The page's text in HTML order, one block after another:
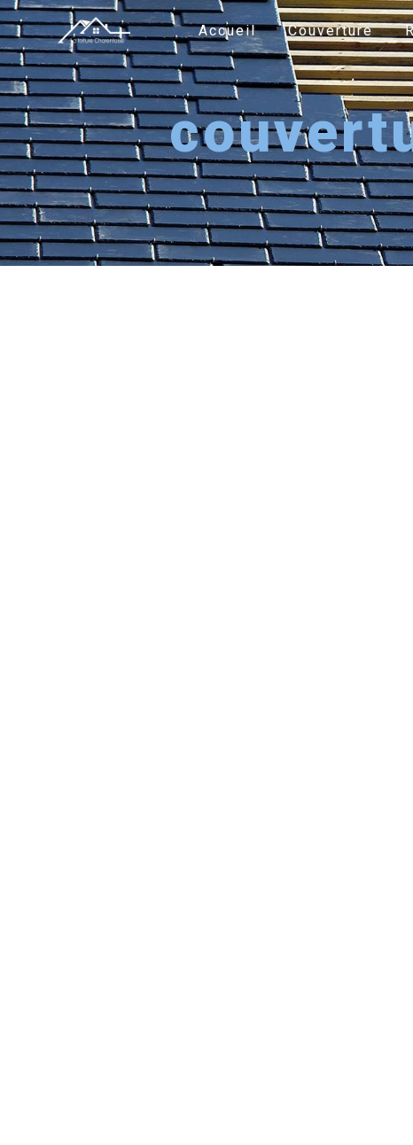
Panneau de gestion des cookies
Accueil Couverture